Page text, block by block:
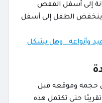
إلى أسفل القفص
ينخفض الطفل إلى أسفل
وأنواعه.. وهل يشكل
حجمه وموقعه قبل
الأمر 6 أسابيع تقريبًا حتى تكتمل هذه